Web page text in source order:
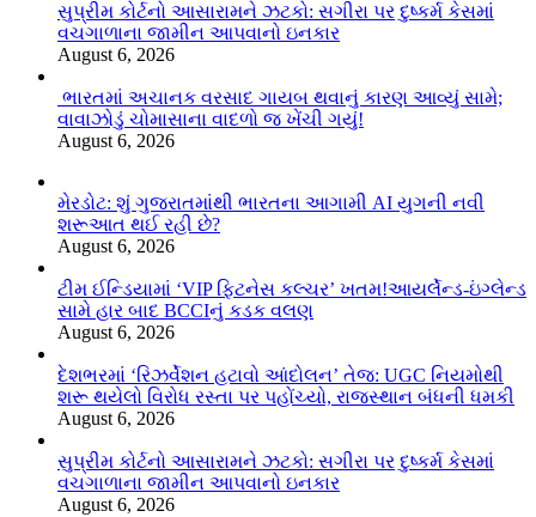
સુપ્રીમ કોર્ટનો આસારામને ઝટકો: સગીરા પર દુષ્કર્મ કેસમાં
વચગાળાના જામીન આપવાનો ઇનકાર
August 6, 2026
ભારતમાં અચાનક વરસાદ ગાયબ થવાનું કારણ આવ્યું સામે;
વાવાઝોડું ચોમાસાના વાદળો જ ખેંચી ગયું!
August 6, 2026
મેરડોટ: શું ગુજરાતમાંથી ભારતના આગામી AI યુગની નવી
શરૂઆત થઈ રહી છે?
August 6, 2026
ટીમ ઈન્ડિયામાં ‘VIP ફિટનેસ કલ્ચર’ ખતમ!આયર્લેન્ડ-ઇંગ્લેન્ડ
સામે હાર બાદ BCCIનું કડક વલણ
August 6, 2026
દેશભરમાં ‘રિઝર્વેશન હટાવો આંદોલન’ તેજ: UGC નિયમોથી
શરૂ થયેલો વિરોધ રસ્તા પર પહોંચ્યો, રાજસ્થાન બંધની ધમકી
August 6, 2026
સુપ્રીમ કોર્ટનો આસારામને ઝટકો: સગીરા પર દુષ્કર્મ કેસમાં
વચગાળાના જામીન આપવાનો ઇનકાર
August 6, 2026